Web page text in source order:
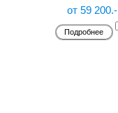
от 59 200.-
Подробнее